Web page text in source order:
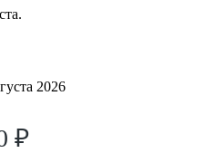
2026
₽